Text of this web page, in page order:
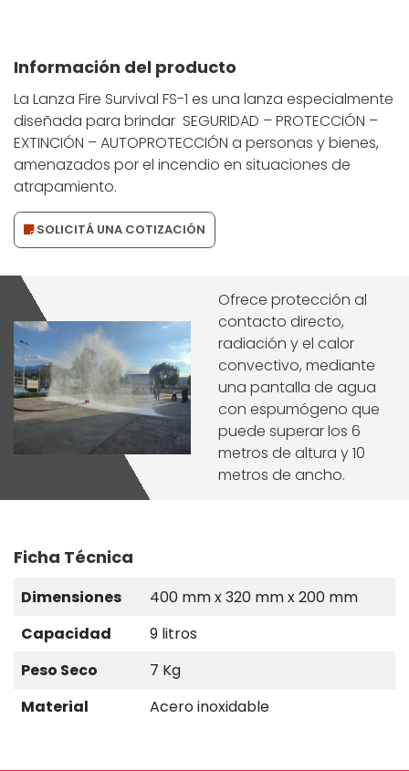
Información del producto
La Lanza Fire Survival FS-1 es una lanza especialmente
diseñada para brindar SEGURIDAD – PROTECCIÓN –
EXTINCIÓN – AUTOPROTECCIÓN a personas y bienes,
amenazados por el incendio en situaciones de
atrapamiento.
SOLICITÁ UNA COTIZACIÓN
Ofrece protección al
contacto directo,
radiación y el calor
convectivo, mediante
una pantalla de agua
con espumógeno que
puede superar los 6
metros de altura y 10
metros de ancho.
Ficha Técnica
Dimensiones
400 mm x 320 mm x 200 mm
Capacidad
9 litros
Peso Seco
7 Kg
Material
Acero inoxidable